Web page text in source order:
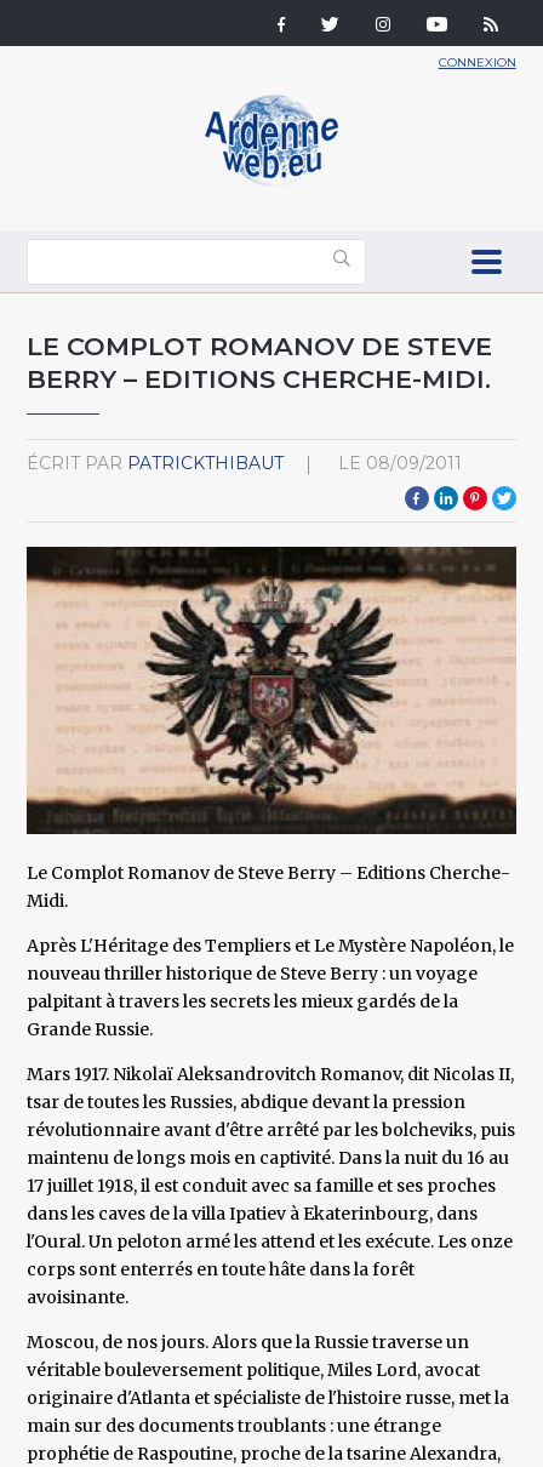
CONNEXION
LE COMPLOT ROMANOV DE STEVE
BERRY – EDITIONS CHERCHE-MIDI.
ÉCRIT PAR PATRICKTHIBAUT LE 08/09/2011
Le Complot Romanov de Steve Berry – Editions Cherche-
Midi.
Après L'Héritage des Templiers et Le Mystère Napoléon, le
nouveau thriller historique de Steve Berry : un voyage
palpitant à travers les secrets les mieux gardés de la
Grande Russie.
Mars 1917. Nikolaï Aleksandrovitch Romanov, dit Nicolas II,
tsar de toutes les Russies, abdique devant la pression
révolutionnaire avant d'être arrêté par les bolcheviks, puis
maintenu de longs mois en captivité. Dans la nuit du 16 au
17 juillet 1918, il est conduit avec sa famille et ses proches
dans les caves de la villa Ipatiev à Ekaterinbourg, dans
l'Oural. Un peloton armé les attend et les exécute. Les onze
corps sont enterrés en toute hâte dans la forêt
avoisinante.
Moscou, de nos jours. Alors que la Russie traverse un
véritable bouleversement politique, Miles Lord, avocat
originaire d'Atlanta et spécialiste de l'histoire russe, met la
main sur des documents troublants : une étrange
prophétie de Raspoutine, proche de la tsarine Alexandra,